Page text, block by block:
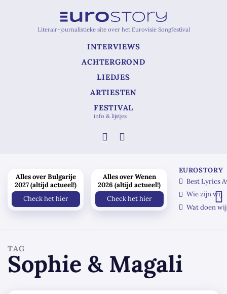
Literair-journalistieke site over het Eurovisie Songfestival
INTERVIEWS
ACHTERGROND
LIEDJES
ARTIESTEN
FESTIVAL
info & lijstjes
TAG
Sophie & Magali
Alles over Bulgarije
2027 (altijd actueel!)
Check het hier
Alles over Wenen
2026 (altijd actueel!)
Check het hier
EUROSTORY
Best Lyrics
Wie zijn wij
Wat doen wij